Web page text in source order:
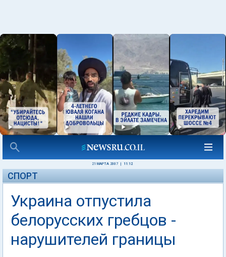
21 МАРТА 2007 11:12
СПОРТ
Украина отпустила
белорусских гребцов -
нарушителей границы